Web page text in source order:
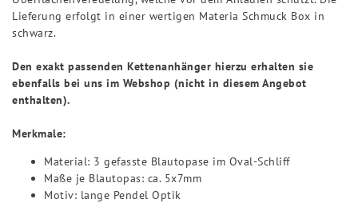
Lieferung erfolgt in einer wertigen Materia Schmuck Box in
schwarz.
Den exakt passenden Kettenanhänger hierzu erhalten sie
ebenfalls bei uns im Webshop (nicht in diesem Angebot
enthalten).
Merkmale:
Material: 3 gefasste Blautopase im Oval-Schliff
Maße je Blautopas: ca. 5x7mm
Motiv: lange Pendel Optik